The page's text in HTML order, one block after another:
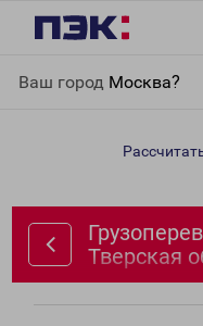
Ваш город Москва?
область
Тверская